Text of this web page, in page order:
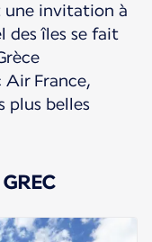
une invitation à
des îles se fait
France,
plus belles